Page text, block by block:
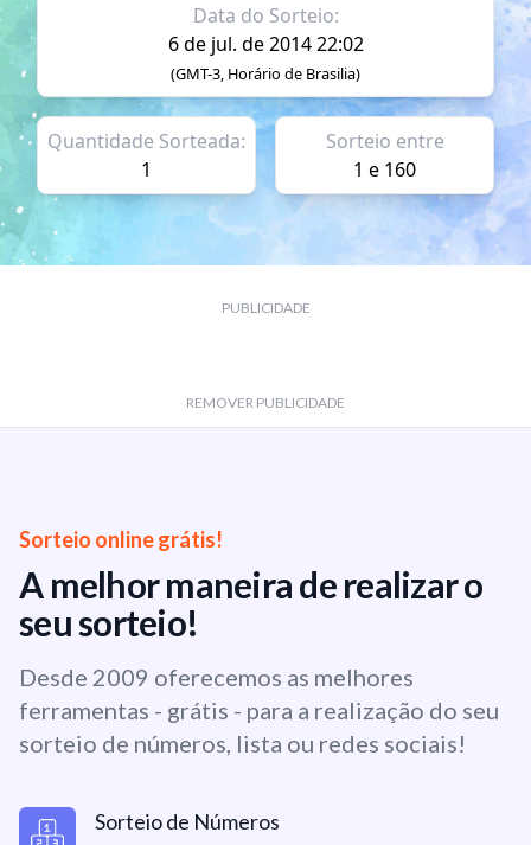
Data do Sorteio:
6 de jul. de 2014 22:02
(GMT-3, Horário de Brasilia)
Quantidade Sorteada:
1
Sorteio entre
1 e 160
PUBLICIDADE
REMOVER PUBLICIDADE
Sorteio online grátis!
A melhor maneira de realizar o
seu sorteio!
Desde 2009 oferecemos as melhores
ferramentas - grátis - para a realização do seu
sorteio de números, lista ou redes sociais!
Sorteio de Números